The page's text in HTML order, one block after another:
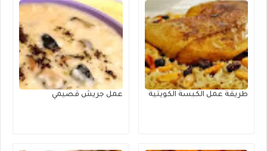
طريقة عمل الكبسة الكويتية عمل جريش قصيمي